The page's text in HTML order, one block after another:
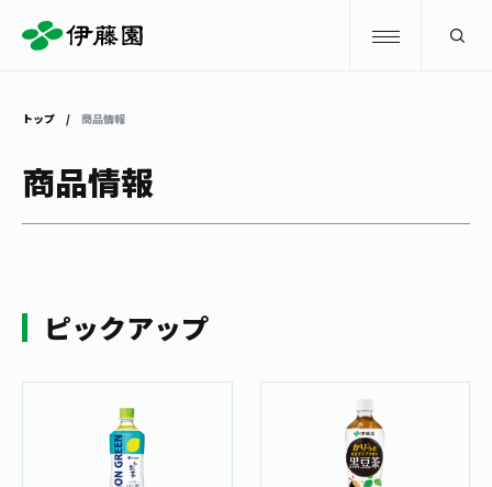
お〜いお茶
TULLY'S COFFEE
お茶を知る・楽しむ
お茶のいれ方
体験・イベント
体験・イベント
トップ 商品情報
商品情報
ピックアップ